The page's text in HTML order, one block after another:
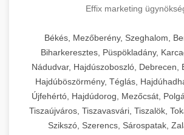
Effix marketing
Békés, Mezőberény, Szeghalom,
Biharkeresztes, Püspökladány,
Nádudvar, Hajdúszoboszló, Debrecen,
Hajdúböszörmény, Téglás,
Újfehértó, Hajdúdorog, Mezőcsát,
Tiszaújváros, Tiszavasvári, Tiszalök,
Szikszó, Szerencs, Sárospatak,